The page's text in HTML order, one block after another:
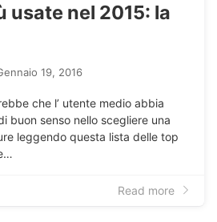
usate nel 2015: la
19, 2016
che l’ utente medio abbia
buon senso nello scegliere una
leggendo questa lista delle top
Read more